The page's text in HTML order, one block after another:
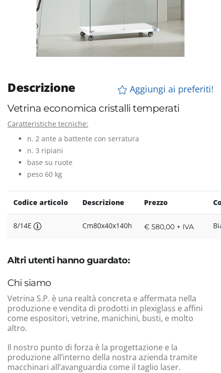
Descrizione
Aggiungi ai preferiti!
Vetrina economica cristalli temperati
Caratteristiche tecniche:
n. 2 ante a battente con serratura
n. 3 ripiani
base su ruote
peso 60 kg
Codice articolo Descrizione Prezzo
8/14E Cm80x40x140h € 580,00 + IVA
Chi siamo
Vetrina S.P. è una realtà concreta e affermata nella
produzione e vendita di prodotti in plexiglass e affini
come espositori, vetrine, manichini, busti, e molto
altro.
Il nostro punto di forza è la progettazione e la
produzione all’interno della nostra azienda tramite
macchinari all’avanguardia come il taglio laser.
Altri utenti hanno guardato: